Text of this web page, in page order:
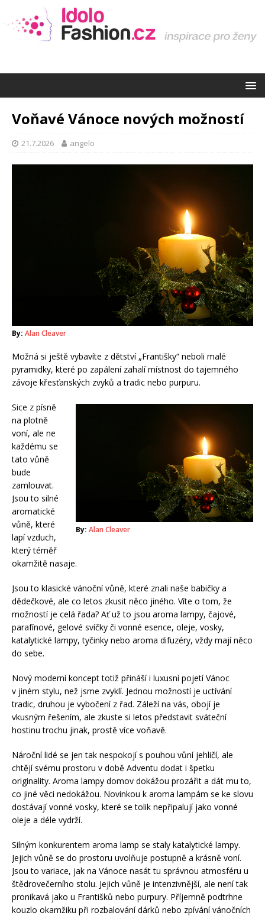
Voňavé Vánoce nových možností
21.7.2026 angelo
By: Alan Cleaver
Možná si ještě vybavíte z dětství „Františky“ neboli malé
pyramidky, které po zapálení zahalí místnost do tajemného
závoje křesťanských zvyků a tradic nebo purpuru.
By: Alan Cleaver
Sice z písně
na plotně
voní, ale ne
každému se
tato vůně
bude
zamlouvat.
Jsou to silné
aromatické
vůně, které
lapí vzduch,
který téměř
okamžitě nasaje.
Jsou to klasické vánoční vůně, které znali naše babičky a
dědečkové, ale co letos zkusit něco jiného. Víte o tom, že
možností je celá řada? Ať už to jsou aroma lampy, čajové,
parafínové, gelové svíčky či vonné esence, oleje, vosky,
katalytické lampy, tyčinky nebo aroma difuzéry, vždy mají něco
do sebe.
Nový moderní koncept totiž přináší i luxusní pojetí Vánoc
v jiném stylu, než jsme zvyklí. Jednou možností je uctívání
tradic, druhou je vybočení z řad. Záleží na vás, obojí je
vkusným řešením, ale zkuste si letos představit sváteční
hostinu trochu jinak, prostě více voňavě.
Nároční lidé se jen tak nespokojí s pouhou vůní jehličí, ale
chtějí svému prostoru v době Adventu dodat i špetku
originality. Aroma lampy domov dokážou prozářit a dát mu to,
co jiné věci nedokážou. Novinkou k aroma lampám se ke slovu
dostávají vonné vosky, které se tolik nepřipalují jako vonné
oleje a déle vydrží.
Silným konkurentem aroma lamp se staly katalytické lampy.
Jejich vůně se do prostoru uvolňuje postupně a krásně voní.
Jsou to variace, jak na Vánoce nasát tu správnou atmosféru u
štědrovečerního stolu. Jejich vůně je intenzivnější, ale není tak
pronikavá jako u Františků nebo purpury. Příjemně podtrhne
kouzlo okamžiku při rozbalování dárků nebo zpívání vánočních